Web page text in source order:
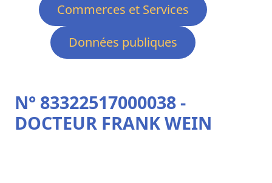
Commerces et Services
Données publiques
N° 83322517000038 -
DOCTEUR FRANK WEIN